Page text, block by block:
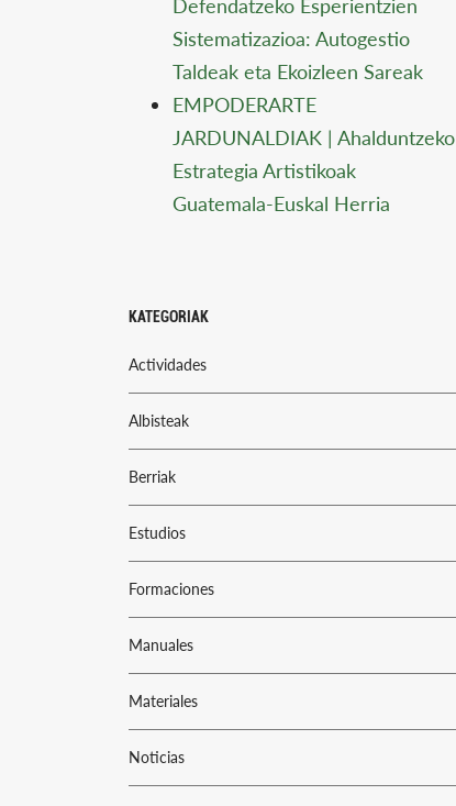
Defendatzeko Esperientzien
Sistematizazioa: Autogestio
Taldeak eta Ekoizleen Sareak
EMPODERARTE
JARDUNALDIAK | Ahalduntzeko
Estrategia Artistikoak
Guatemala-Euskal Herria
KATEGORIAK
Actividades
Albisteak
Berriak
Estudios
Formaciones
Manuales
Materiales
Noticias